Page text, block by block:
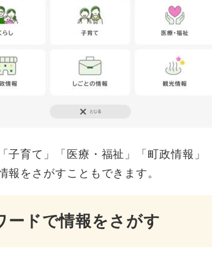
子育て」「医療・福祉」「町政情報
報をさがすこともできます。
ードで情報をさがす